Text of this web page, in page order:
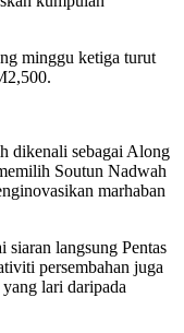
minggu ketiga turut
dikenali sebagai Along
Soutun Nadwah
marhaban
siaran langsung Pentas
persembahan juga
lari daripada